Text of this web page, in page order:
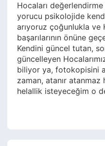
Hocaları
yorucu psikolojide
arıyoruz çoğunlukla ve
başarılarının önüne
Kendini güncel tutan,
güncelleyen
biliyor ya, fotokopisini
zaman, atanır atanmaz
helallik isteyeceğim o